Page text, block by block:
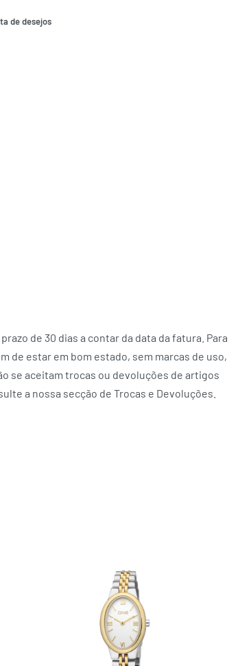
de desejos
de 30 dias a contar da data da fatura. Para
de estar em bom estado, sem marcas de uso,
se aceitam trocas ou devoluções de artigos
a nossa secção de Trocas e Devoluções.